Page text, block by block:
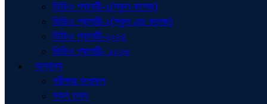
ভিডিও গ্যালারী-১(স্কুল-কলেজ)
ভিডিও গ্যালারী-২(স্কুল এন্ড কলেজ)
ভিডিও গ্যালারী-২০২৫
ভিডিও গ্যালারী- ২০২৬
অন্যান্য
পরীক্ষার ফলাফল
সকল তথ্য